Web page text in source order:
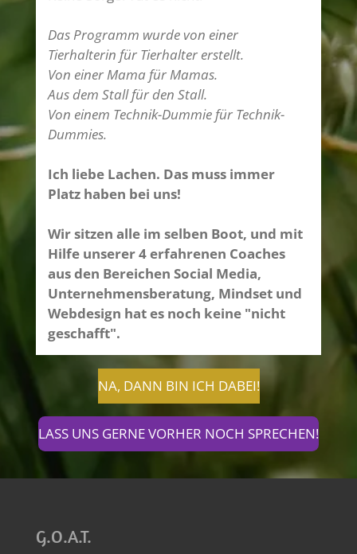
Das Programm wurde von einer
Tierhalterin für Tierhalter erstellt.
Von einer Mama für Mamas.
Aus dem Stall für den Stall.
Von einem Technik-Dummie für Technik-
Dummies.
Ich liebe Lachen. Das muss immer
Platz haben bei uns!
Wir sitzen alle im selben Boot, und mit
Hilfe unserer 4 erfahrenen Coaches
aus den Bereichen Social Media,
Unternehmensberatung, Mindset und
Webdesign hat es noch keine "nicht
geschafft".
NA, DANN BIN ICH DABEI!
LASS UNS GERNE VORHER NOCH SPRECHEN!
G.O.A.T.